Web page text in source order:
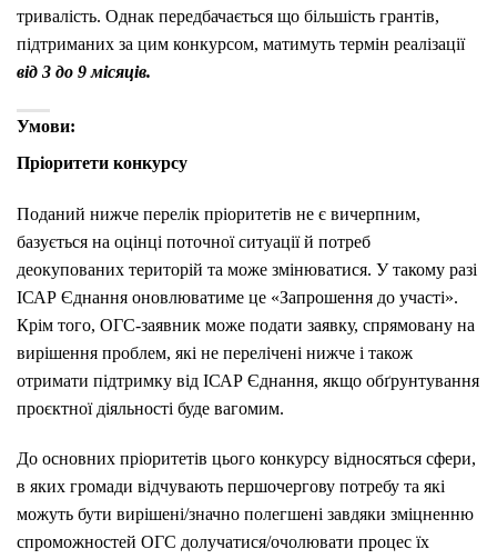
тривалість. Однак передбачається що більшість грантів,
підтриманих за цим конкурсом, матимуть термін реалізації
від 3 до 9 місяців.
Умови:
Пріоритети конкурсу
Поданий нижче перелік пріоритетів не є вичерпним,
базується на оцінці поточної ситуації й потреб
деокупованих територій та може змінюватися. У такому разі
ІСАР Єднання оновлюватиме це «Запрошення до участі».
Крім того, ОГС-заявник може подати заявку, спрямовану на
вирішення проблем, які не перелічені нижче і також
отримати підтримку від ІСАР Єднання, якщо обґрунтування
проєктної діяльності буде вагомим.
До основних пріоритетів цього конкурсу відносяться сфери,
в яких громади відчувають першочергову потребу та які
можуть бути вирішені/значно полегшені завдяки зміцненню
спроможностей ОГС долучатися/очолювати процес їх